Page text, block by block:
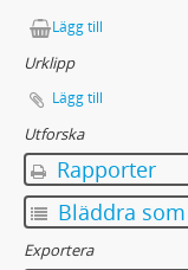
Lägg till
Urklipp
Lägg till
Utforska
Rapporter
Bläddra
Exportera